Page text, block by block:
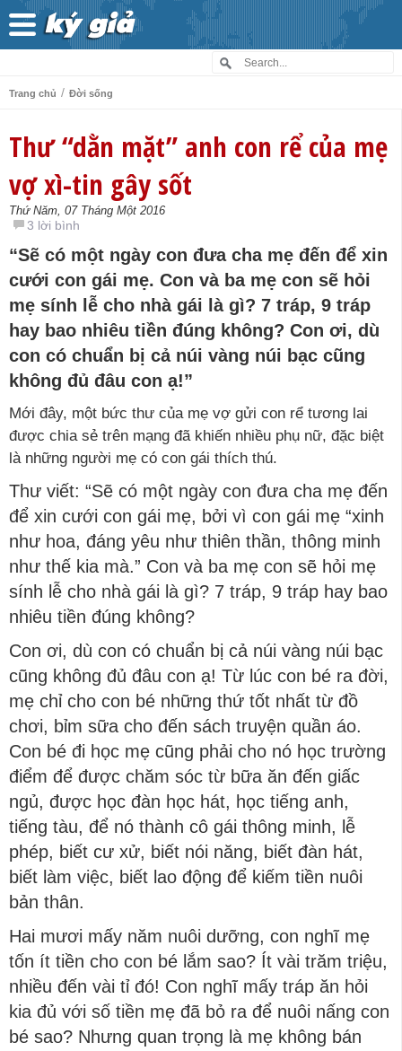
Trang chủ / Đời sống
Thư “dằn mặt” anh con rể của mẹ
vợ xì-tin gây sốt
Thứ Năm, 07 Tháng Một 2016
3 lời bình
“Sẽ có một ngày con đưa cha mẹ đến để xin
cưới con gái mẹ. Con và ba mẹ con sẽ hỏi
mẹ sính lễ cho nhà gái là gì? 7 tráp, 9 tráp
hay bao nhiêu tiền đúng không? Con ơi, dù
con có chuẩn bị cả núi vàng núi bạc cũng
không đủ đâu con ạ!”
Mới đây, một bức thư của mẹ vợ gửi con rể tương lai
được chia sẻ trên mạng đã khiến nhiều phụ nữ, đặc biệt
là những người mẹ có con gái thích thú.
Thư viết: “Sẽ có một ngày con đưa cha mẹ đến
để xin cưới con gái mẹ, bởi vì con gái mẹ “xinh
như hoa, đáng yêu như thiên thần, thông minh
như thế kia mà.” Con và ba mẹ con sẽ hỏi mẹ
sính lễ cho nhà gái là gì? 7 tráp, 9 tráp hay bao
nhiêu tiền đúng không?
Con ơi, dù con có chuẩn bị cả núi vàng núi bạc
cũng không đủ đâu con ạ! Từ lúc con bé ra đời,
mẹ chỉ cho con bé những thứ tốt nhất từ đồ
chơi, bỉm sữa cho đến sách truyện quần áo.
Con bé đi học mẹ cũng phải cho nó học trường
điểm để được chăm sóc từ bữa ăn đến giấc
ngủ, được học đàn học hát, học tiếng anh,
tiếng tàu, để nó thành cô gái thông minh, lễ
phép, biết cư xử, biết nói năng, biết đàn hát,
biết làm việc, biết lao động để kiếm tiền nuôi
bản thân.
Hai mươi mấy năm nuôi dưỡng, con nghĩ mẹ
tốn ít tiền cho con bé lắm sao? Ít vài trăm triệu,
nhiều đến vài tỉ đó! Con nghĩ mấy tráp ăn hỏi
kia đủ với số tiền mẹ đã bỏ ra để nuôi nấng con
bé sao? Nhưng quan trọng là mẹ không bán